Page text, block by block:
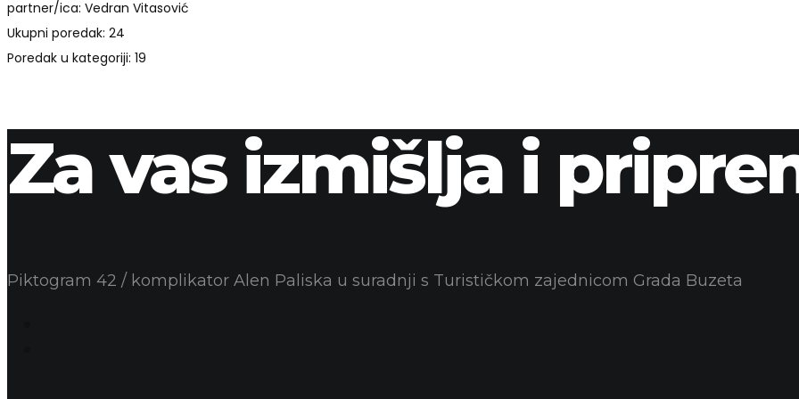
partner/ica: Vedran Vitasović
Ukupni poredak: 24
Poredak u kategoriji: 19
Za vas izmišlja i
Piktogram 42 / komplikator Alen Paliska u suradnji s Turističkom zajednicom Grada Buzeta